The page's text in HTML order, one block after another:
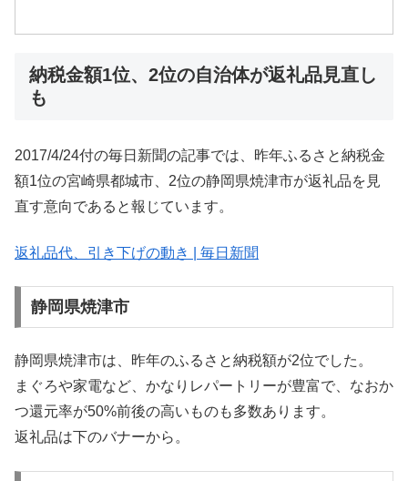
納税金額1位、2位の自治体が返礼品見直し
も
2017/4/24付の毎日新聞の記事では、昨年ふるさと納税金
額1位の宮崎県都城市、2位の静岡県焼津市が返礼品を見
直す意向であると報じています。
返礼品代、引き下げの動き | 毎日新聞
静岡県焼津市
静岡県焼津市は、昨年のふるさと納税額が2位でした。
まぐろや家電など、かなりレパートリーが豊富で、なおか
つ還元率が50%前後の高いものも多数あります。
返礼品は下のバナーから。